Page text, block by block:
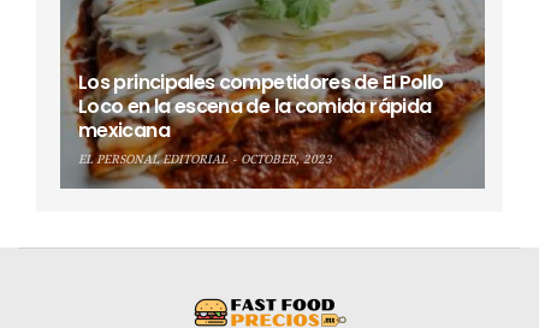
Los principales competidores de El Pollo
Loco en la escena de la comida rápida
mexicana
EL PERSONAL EDITORIAL OCTOBER, 2023